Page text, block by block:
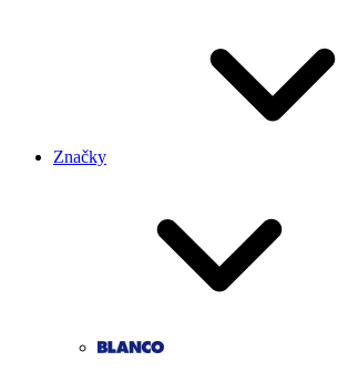
Značky